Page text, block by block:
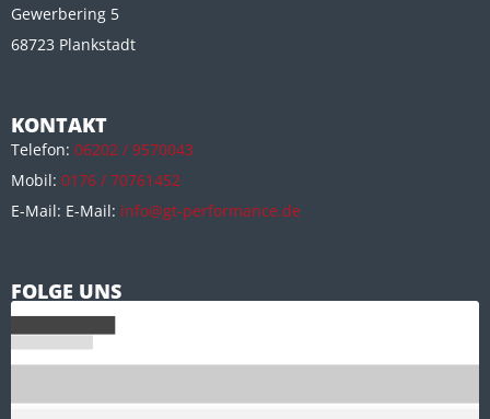
Gewerbering 5
68723 Plankstadt
KONTAKT
Telefon: 06202 / 9570043
Mobil: 0176 / 70761452
E-Mail: E-Mail: info@gt-performance.de
FOLGE UNS